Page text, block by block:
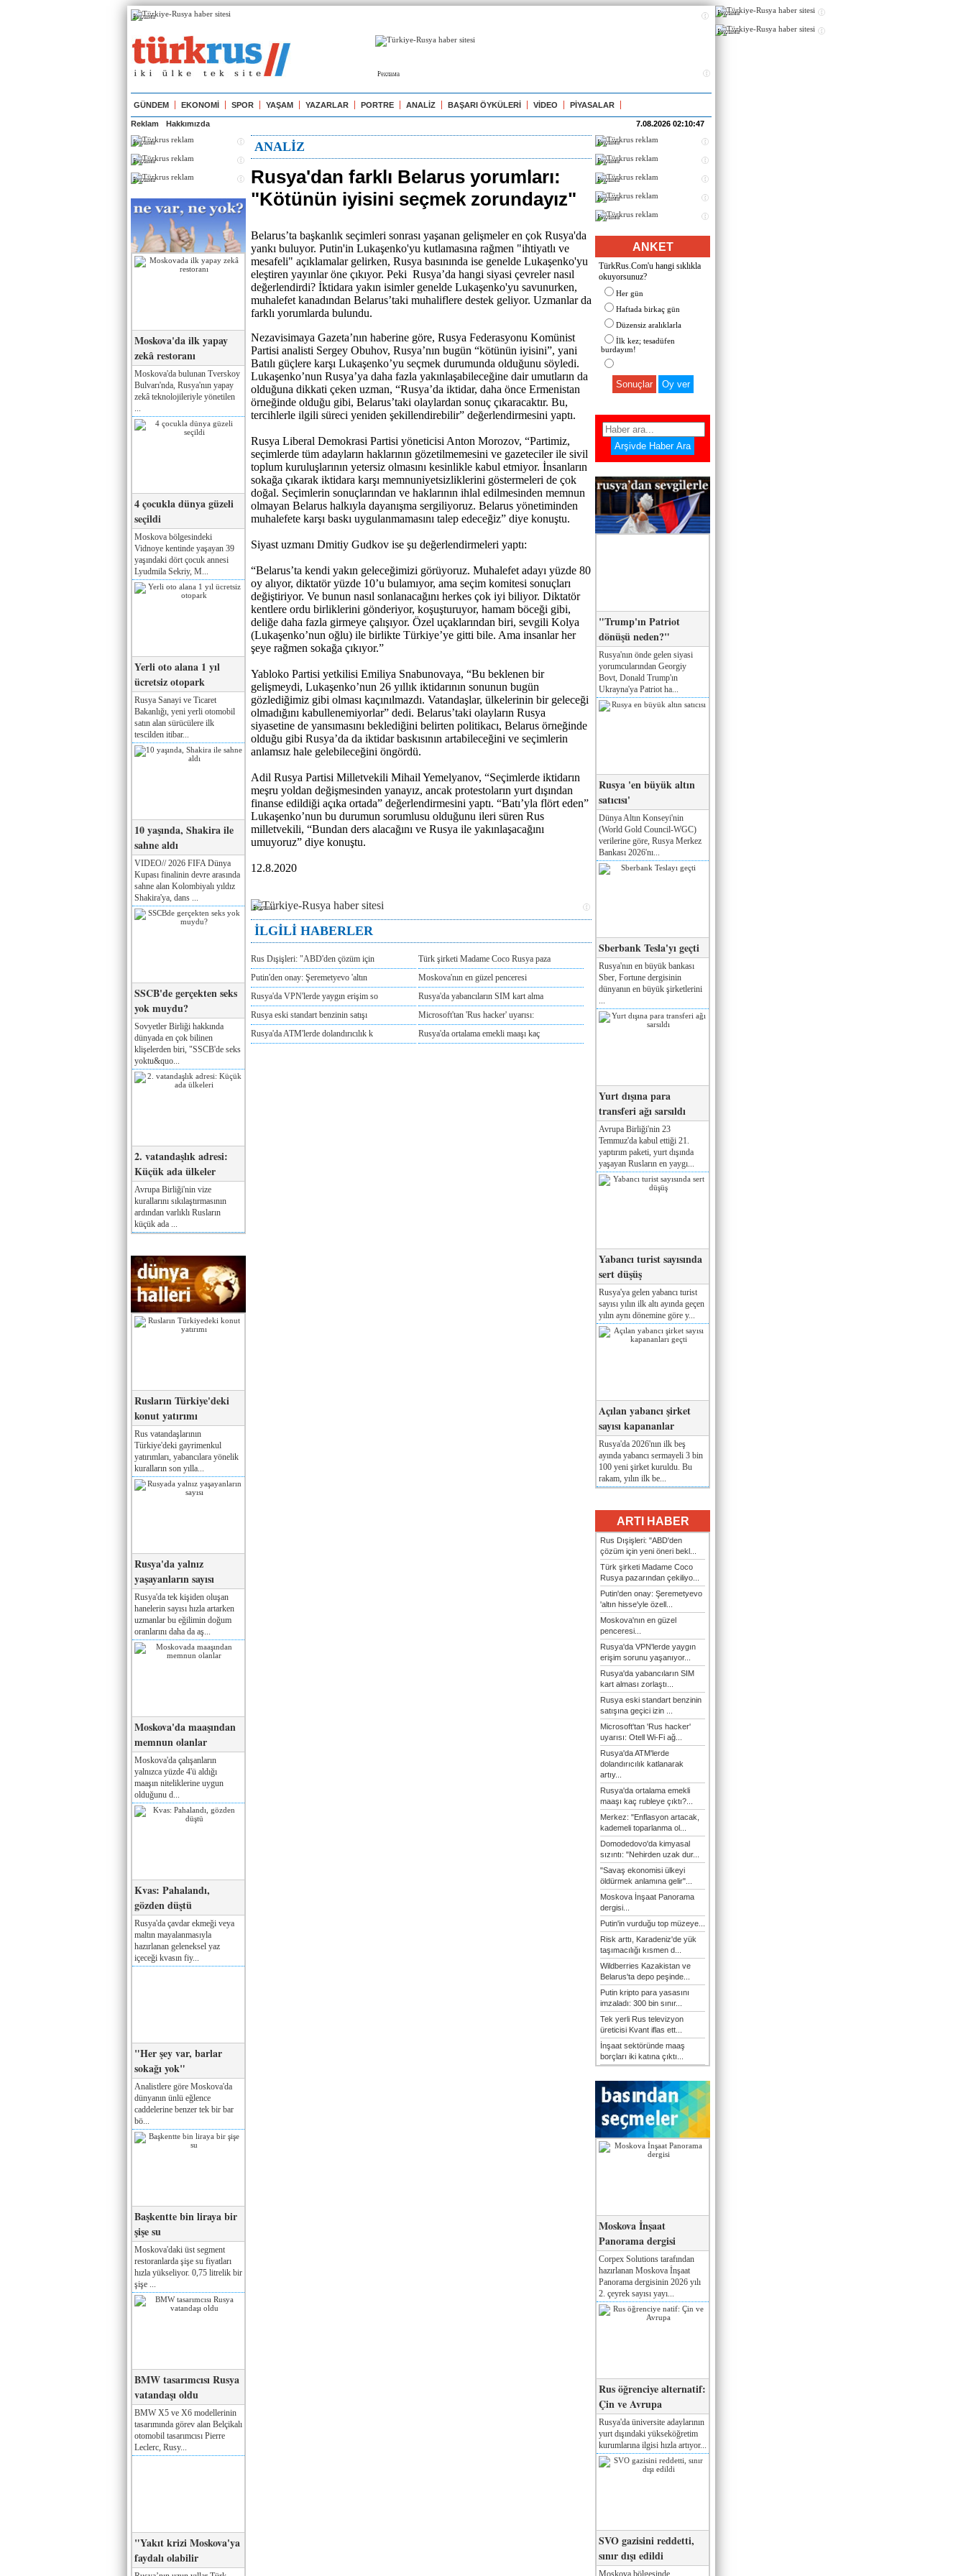
Реклама
Реклама
GÜNDEM EKONOMİ SPOR YAŞAM YAZARLAR PORTRE ANALİZ BAŞARI ÖYKÜLERİ VİDEO PİYASALAR
Reklam Hakkımızda 7.08.2026 02:10:47
Реклама
Реклама
Реклама
Moskova'da ilk yapay
zekâ restoranı
Moskova'da bulunan Tverskoy
Bulvarı'nda, Rusya'nın yapay
zekâ teknolojileriyle yönetilen
4 çocukla dünya güzeli
seçildi
Moskova bölgesindeki
Vidnoye kentinde yaşayan 39
yaşındaki dört çocuk annesi
Lyudmila Sekriy, M...
Yerli oto alana 1 yıl
ücretsiz otopark
Rusya Sanayi ve Ticaret
Bakanlığı, yeni yerli otomobil
satın alan sürücülere ilk
tescilden itibar...
10 yaşında, Shakira ile
sahne aldı
VIDEO// 2026 FIFA Dünya
Kupası finalinin devre arasında
sahne alan Kolombiyalı yıldız
Shakira'ya, dans ...
SSCB'de gerçekten seks
yok muydu?
Sovyetler Birliği hakkında
dünyada en çok bilinen
klişelerden biri, "SSCB'de seks
yoktu&quo...
2. vatandaşlık adresi:
Küçük ada ülkeler
Avrupa Birliği'nin vize
kurallarını sıkılaştırmasının
ardından varlıklı Rusların
küçük ada ...
Rusların Türkiye'deki
konut yatırımı
Rus vatandaşlarının
Türkiye'deki gayrimenkul
yatırımları, yabancılara yönelik
kuralların son yılla...
Rusya'da yalnız
yaşayanların sayısı
Rusya'da tek kişiden oluşan
hanelerin sayısı hızla artarken
uzmanlar bu eğilimin doğum
oranlarını daha da aş...
Moskova'da maaşından
memnun olanlar
Moskova'da çalışanların
yalnızca yüzde 4'ü aldığı
maaşın niteliklerine uygun
olduğunu d...
Kvas: Pahalandı,
gözden düştü
Rusya'da çavdar ekmeği veya
maltın mayalanmasıyla
hazırlanan geleneksel yaz
içeceği kvasın fiy...
"Her şey var, barlar
sokağı yok"
Analistlere göre Moskova'da
dünyanın ünlü eğlence
caddelerine benzer tek bir bar
bö...
Başkentte bin liraya bir
şişe su
Moskova'daki üst segment
restoranlarda şişe su fiyatları
hızla yükseliyor. 0,75 litrelik bir
şişe ...
BMW tasarımcısı Rusya
vatandaşı oldu
BMW X5 ve X6 modellerinin
tasarımında görev alan Belçikalı
otomobil tasarımcısı Pierre
Leclerc, Rusy...
"Yakıt krizi Moskova'ya
faydalı olabilir
ANALİZ
Rusya'dan farklı Belarus yorumları:
"Kötünün iyisini seçmek zorundayız"
Belarus’ta başkanlık seçimleri sonrası yaşanan gelişmeler en çok Rusya'da
yankı buluyor. Putin'in Lukaşenko'yu kutlamasına rağmen "ihtiyatlı ve
mesafeli" açıklamalar gelirken, Rusya basınında ise genelde Lukaşenko'yu
eleştiren yayınlar öne çıkıyor. Peki Rusya’da hangi siyasi çevreler nasıl
değerlendirdi? İktidara yakın isimler genelde Lukaşenko'yu savunurken,
muhalefet kanadından Belarus’taki muhaliflere destek geliyor. Uzmanlar da
farklı yorumlarda bulundu.
Nezavisimaya Gazeta’nın haberine göre, Rusya Federasyonu Komünist
Partisi analisti Sergey Obuhov, Rusya’nın bugün “kötünün iyisini”, yani
Batılı güçlere karşı Lukaşenko’yu seçmek durumunda olduğunu söyledi.
Lukaşenko’nun Rusya’ya daha fazla yakınlaşabileceğine dair umutların da
olduğuna dikkati çeken uzman, “Rusya’da iktidar, daha önce Ermenistan
örneğinde olduğu gibi, Belarus’taki olaylardan sonuç çıkaracaktır. Bu,
tercihlerle ilgili süreci yeniden şekillendirebilir” değerlendirmesini yaptı.
Rusya Liberal Demokrasi Partisi yöneticisi Anton Morozov, “Partimiz,
seçimlerde tüm adayların haklarının gözetilmemesini ve gazeteciler ile sivil
toplum kuruluşlarının yetersiz olmasını kesinlikle kabul etmiyor. İnsanların
sokağa çıkarak iktidara karşı memnuniyetsizliklerini göstermeleri de çok
doğal. Seçimlerin sonuçlarından ve haklarının ihlal edilmesinden memnun
olmayan Belarus halkıyla dayanışma sergiliyoruz. Belarus yönetiminden
muhalefete karşı baskı uygulanmamasını talep edeceğiz” diye konuştu.
Siyast uzmanı Dmitiy Gudkov ise şu değerlendirmeleri yaptı:
“Belarus’ta kendi yakın geleceğimizi görüyoruz. Muhalefet adayı yüzde 80
oy alıyor, diktatör yüzde 10’u bulamıyor, ama seçim komitesi sonuçları
değiştiriyor. Ve bunun nasıl sonlanacağını herkes çok iyi biliyor. Diktatör
kentlere ordu birliklerini gönderiyor, koşuşturuyor, hamam böceği gibi,
deliğe daha fazla girmeye çalışıyor. Özel uçaklarından biri, sevgili Kolya
(Lukaşenko’nun oğlu) ile birlikte Türkiye’ye gitti bile. Ama insanlar her
şeye rağmen sokağa çıkıyor.”
Yabloko Partisi yetkilisi Emiliya Snabunovaya, “Bu beklenen bir
gelişmeydi, Lukaşenko’nun 26 yıllık iktidarının sonunun bugün
gözlediğimiz gibi olması kaçınılmazdı. Vatandaşlar, ülkelerinin bir geleceği
olmadığını kabullenemiyorlar” dedi. Belarus’taki olayların Rusya
siyasetine de yansımasını beklediğini belirten politikacı, Belarus örneğinde
olduğu gibi Rusya’da da iktidar baskısının artabileceğini ve seçimlerin
anlamsız hale gelebileceğini öngördü.
Adil Rusya Partisi Milletvekili Mihail Yemelyanov, “Seçimlerde iktidarın
meşru yoldan değişmesinden yanayız, ancak protestoların yurt dışından
finanse edildiği açıka ortada” değerlendirmesini yaptı. “Batı’yla flört eden”
Lukaşenko’nun bu durumun sorumlusu olduğunu ileri süren Rus
milletvekili, “Bundan ders alacağını ve Rusya ile yakınlaşacağını
umuyoruz” diye konuştu.
12.8.2020
Реклама
İLGİLİ HABERLER
Rus Dışişleri: "ABD'den çözüm için
Türk şirketi Madame Coco Rusya paza
Putin'den onay: Şeremetyevo 'altın
Moskova'nın en güzel penceresi
Rusya'da VPN'lerde yaygın erişim so
Rusya'da yabancıların SIM kart alma
Rusya eski standart benzinin satışı
Microsoft'tan 'Rus hacker' uyarısı:
Rusya'da ATM'lerde dolandırıcılık k
Rusya'da ortalama emekli maaşı kaç
Реклама
Реклама
Реклама
Реклама
Реклама
ANKET
TürkRus.Com'u hangi sıklıkla
okuyorsunuz?
Her gün
Haftada birkaç gün
Düzensiz aralıklarla
İlk kez; tesadüfen
burdayım!
Sonuçlar
"Trump'ın Patriot
dönüşü neden?"
Rusya'nın önde gelen siyasi
yorumcularından Georgiy
Bovt, Donald Trump'ın
Ukrayna'ya Patriot ha...
Rusya 'en büyük altın
satıcısı'
Dünya Altın Konseyi'nin
(World Gold Council-WGC)
verilerine göre, Rusya Merkez
Bankası 2026'nı...
Sberbank Tesla'yı geçti
Rusya'nın en büyük bankası
Sber, Fortune dergisinin
dünyanın en büyük şirketlerini
...
Yurt dışına para
transferi ağı sarsıldı
Avrupa Birliği'nin 23
Temmuz'da kabul ettiği 21.
yaptırım paketi, yurt dışında
yaşayan Rusların en yaygı...
Yabancı turist sayısında
sert düşüş
Rusya'ya gelen yabancı turist
sayısı yılın ilk altı ayında geçen
yılın aynı dönemine göre y...
Açılan yabancı şirket
sayısı kapananlar
Rusya'da 2026'nın ilk beş
ayında yabancı sermayeli 3 bin
100 yeni şirket kuruldu. Bu
rakam, yılın ilk be...
ARTI HABER
Rus Dışişleri: "ABD'den
çözüm için yeni öneri bekl...
Türk şirketi Madame Coco
Rusya pazarından çekiliyo...
Putin'den onay: Şeremetyevo
'altın hisse'yle özell...
Moskova'nın en güzel
penceresi...
Rusya'da VPN'lerde yaygın
erişim sorunu yaşanıyor...
Rusya'da yabancıların SIM
kart alması zorlaştı...
Rusya eski standart benzinin
satışına geçici izin ...
Microsoft'tan 'Rus hacker'
uyarısı: Otell Wi-Fi ağ...
Rusya'da ATM'lerde
dolandırıcılık katlanarak
artıy...
Rusya'da ortalama emekli
maaşı kaç rubleye çıktı?...
Merkez: "Enflasyon artacak,
kademeli toparlanma ol...
Domodedovo'da kimyasal
sızıntı: "Nehirden uzak dur...
"Savaş ekonomisi ülkeyi
öldürmek anlamına gelir"...
Moskova İnşaat Panorama
dergisi...
Putin'in vurduğu top müzeye...
Risk arttı, Karadeniz'de yük
taşımacılığı kısmen d...
Wildberries Kazakistan ve
Belarus'ta depo peşinde...
Putin kripto para yasasını
imzaladı: 300 bin sınır...
Tek yerli Rus televizyon
üreticisi Kvant iflas ett...
İnşaat sektöründe maaş
borçları iki katına çıktı...
Moskova İnşaat
Panorama dergisi
Corpex Solutions tarafından
hazırlanan Moskova İnşaat
Panorama dergisinin 2026 yılı
2. çeyrek sayısı yayı...
Rus öğrenciye alternatif:
Çin ve Avrupa
Rusya'da üniversite adaylarının
yurt dışındaki yükseköğretim
kurumlarına ilgisi hızla artıyor...
SVO gazisini reddetti,
sınır dışı edildi
Moskova bölgesinde,
Реклама
Реклама